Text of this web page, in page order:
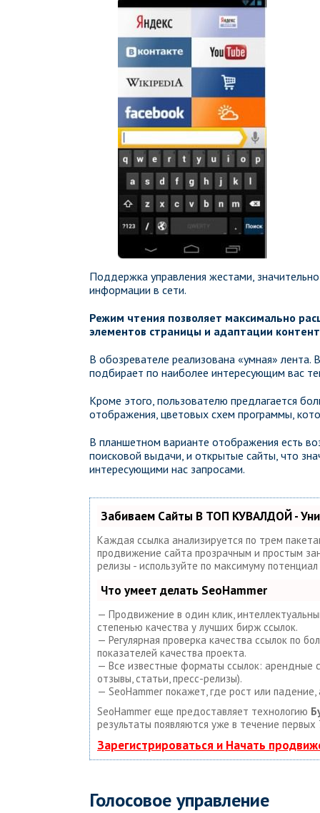
Поддержка управления жестами,
информации в сети.
Режим чтения позволяет максимально
элементов страницы и адаптации
В обозревателе реализована «умная» лента.
подбирает по наиболее интересующим вас
Кроме этого, пользователю предлагается
отображения, цветовых схем программы,
В планшетном варианте отображения есть
поисковой выдачи, и открытые сайты, что
интересующими нас запросами.
Забиваем Сайты В ТОП КУВАЛДОЙ -
Каждая ссылка анализируется по трем
продвижение сайта прозрачным и простым
релизы - используйте по максимуму
Что умеет делать SeoHammer
— Продвижение в один клик,
степенью качества у лучших бирж ссылок.
— Регулярная проверка качества ссылок по
показателей качества проекта.
— Все известные форматы ссылок: арендные
отзывы, статьи, пресс-релизы).
— SeoHammer покажет, где рост или
SeoHammer еще предоставляет технологию
результаты появляются уже в течение первых
Зарегистрироваться и Начать
Голосовое управление